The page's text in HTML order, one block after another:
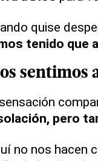
quise
tenido que
sentimos
pero
no nos hacen